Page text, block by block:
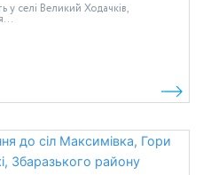
у селі Великий Ходачків,